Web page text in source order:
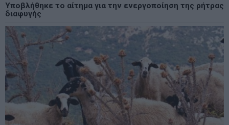
Υποβλήθηκε το αίτημα για την ενεργοποίηση της ρήτρας
διαφυγής